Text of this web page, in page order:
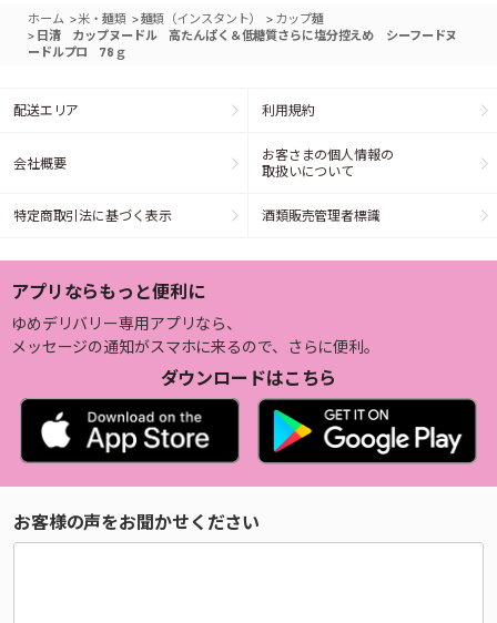
ホーム >米・麺類 >麺類（インスタント） > カップ麺
> 日清 カップヌードル 高たんぱく＆低糖質さらに塩分控えめ シーフードヌ
ードルプロ 78ｇ
配送エリア 利用規約
会社概要
お客さまの個人情報の
取扱いについて
特定商取引法に基づく表示 酒類販売管理者標識
アプリならもっと便利に
ゆめデリバリー専用アプリなら、
メッセージの通知がスマホに来るので、さらに便利。
ダウンロードはこちら
お客様の声をお聞かせください